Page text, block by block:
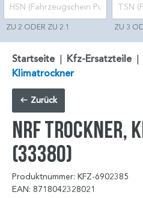
ZU 2 ODER ZU 2.1 ZU 3
Startseite | Kfz-Ersatzteile |
Klimatrockner
Zurück
NRF Trockner,
(33380)
Produktnummer: KFZ-6902385
EAN: 8718042328021